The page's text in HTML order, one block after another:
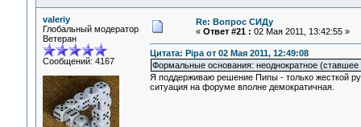
valeriy
Глобальный модератор
Ветеран
Сообщений: 4167
Re: Вопрос СИДу
« Ответ #21 : 02 Мая 2011, 13:42:55 »
Цитата: Pipa от 02 Мая 2011, 12:49:08
Формальные основания: неоднократное
Я поддерживаю решение Пипы - только жесткой
ситуация на форуме вполне демократичная.